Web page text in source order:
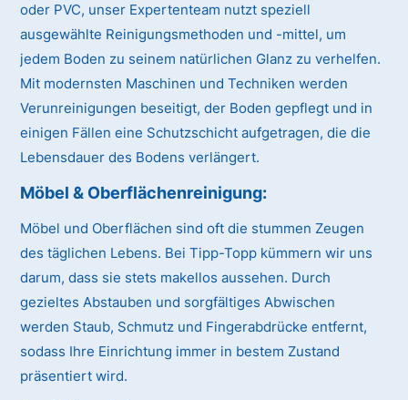
oder PVC, unser Expertenteam nutzt speziell
ausgewählte Reinigungsmethoden und -mittel, um
jedem Boden zu seinem natürlichen Glanz zu verhelfen.
Mit modernsten Maschinen und Techniken werden
Verunreinigungen beseitigt, der Boden gepflegt und in
einigen Fällen eine Schutzschicht aufgetragen, die die
Lebensdauer des Bodens verlängert.
Möbel & Oberflächenreinigung:
Möbel und Oberflächen sind oft die stummen Zeugen
des täglichen Lebens. Bei Tipp-Topp kümmern wir uns
darum, dass sie stets makellos aussehen. Durch
gezieltes Abstauben und sorgfältiges Abwischen
werden Staub, Schmutz und Fingerabdrücke entfernt,
sodass Ihre Einrichtung immer in bestem Zustand
präsentiert wird.